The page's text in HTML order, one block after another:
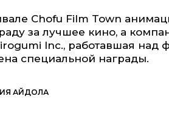
Chofu Film Town
за лучшее кино, а
Inc., работавшая над
специальной награды.
АЙДОЛА